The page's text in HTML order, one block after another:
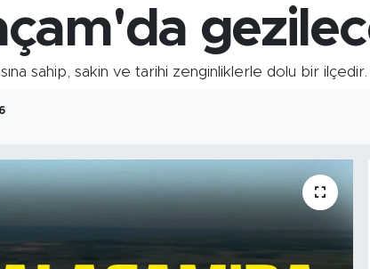
BİST100 13.779
BITCOIN 64.944,08 %-
sahip, sakin ve tarihi zenginliklerle dolu bir